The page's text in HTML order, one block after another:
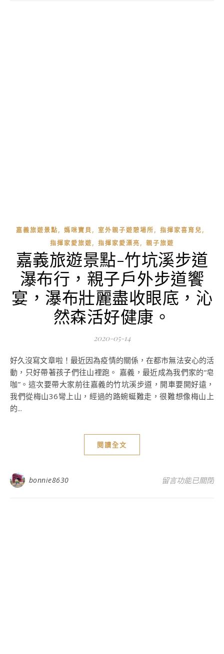
嘉義旅遊景點, 媽咪寶貝, 室外親子遊憩場所, 指揮家喜育兒,
指揮家愛旅遊, 指揮家愛漂亮, 親子旅遊
嘉義旅遊景點-竹坑溪步道
瀑布行，親子戶外步道饗
宴，瀑布壯麗盡收眼底，沁
然森活好健康。
2020-05-14
好久沒寫文章啦！最近因為疫情的關係，在都市無法安心的活
動，只好帶著孩子們往山裡跑。 嘉義，最近成為我們家的“皂
咖”。這次要帶大家前往嘉義的竹坑溪步道，開車要開好遠，
我們從梅山36彎上山，經過的路蜿蜒難走，很難想像梅山上
的...
閱讀全文
bonnie8630 在〈嘉義旅遊景
留言功能已關閉